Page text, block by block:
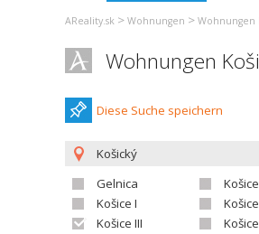
AReality.sk > Wohnungen > Wohnungen
Wohnungen
Diese Suche speichern
Košický
Gelnica
Košice I
Košice III